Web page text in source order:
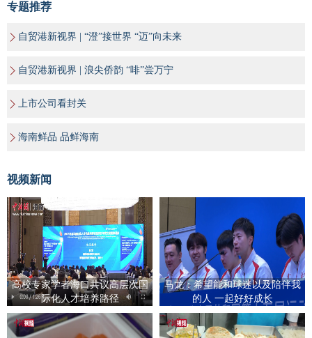
专题推荐
自贸港新视界 | “澄”接世界 “迈”向未来
自贸港新视界 | 浪尖侨韵 “啡”尝万宁
上市公司看封关
海南鲜品 品鲜海南
视频新闻
高校专家学者海口共议高层次国
际化人才培养路径
马龙：希望能和球迷以及陪伴我
的人 一起好好成长